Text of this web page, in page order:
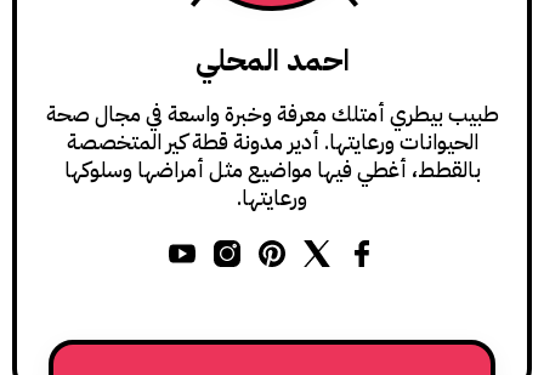
احمد المحلي
طبيب بيطري أمتلك معرفة وخبرة واسعة في مجال صحة
الحيوانات ورعايتها. أدير مدونة قطة كير المتخصصة
بالقطط، أغطي فيها مواضيع مثل أمراضها وسلوكها
ورعايتها.